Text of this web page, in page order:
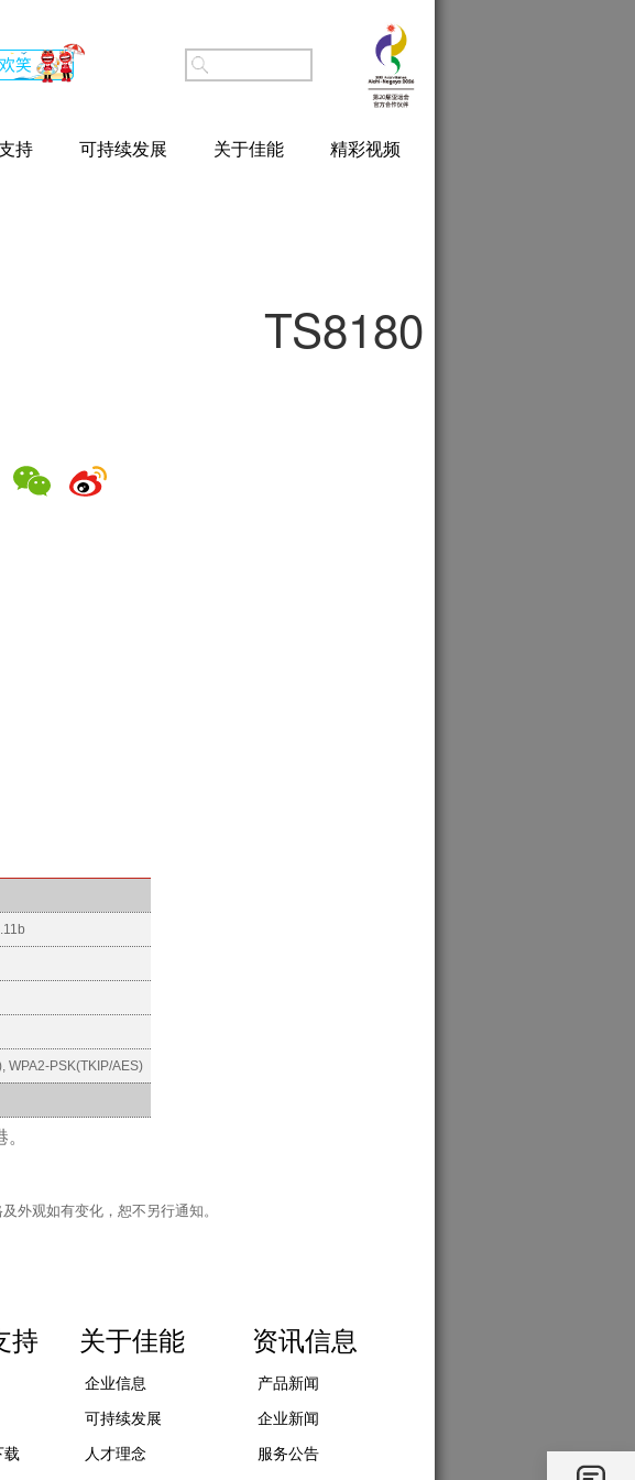
持 可持续发展 关于佳能 精彩视频
TS8180
WPA2-PSK(TKIP/AES)
外观如有变化，恕不另行通知。
持
载
关于佳能
企业信息
可持续发展
人才理念
资讯信息
产品新闻
企业新闻
服务公告